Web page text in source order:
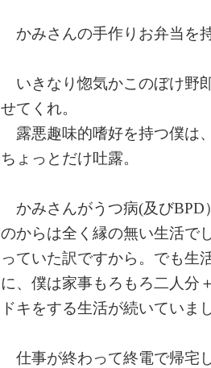
かみさんの手作りお弁当を
いきなり惚気かこのぼけ野
せてくれ。
露悪趣味的嗜好を持つ僕は
ちょっとだけ吐露。
かみさんがうつ病(及びBPD
のからは全く縁の無い生活で
っていた訳ですから。でも生
に、僕は家事もろもろ二人分
ドキをする生活が続いていま
仕事が終わって終電で帰宅